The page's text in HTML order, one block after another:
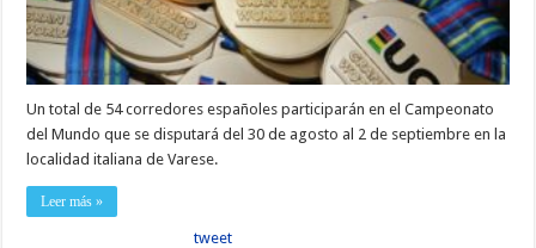
Un total de 54 corredores españoles participarán en el Campeonato
del Mundo que se disputará del 30 de agosto al 2 de septiembre en la
localidad italiana de Varese.
Leer más »
tweet